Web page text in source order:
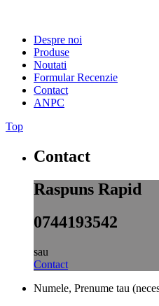
Despre noi
Produse
Noutati
Formular Recenzie
Contact
ANPC
Top
Contact
Raspuns Rapid
0744193542
sau
Contact
Numele, Prenume tau